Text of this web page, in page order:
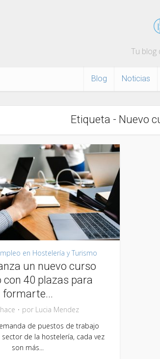
Tu blog
Blog Noticias
Etiqueta - Nuevo
en Hostelería y Turismo
un nuevo curso
40 plazas para
formarte...
por Lucia Mendez
de puestos de trabajo
de la hostelería, cada vez
son más...